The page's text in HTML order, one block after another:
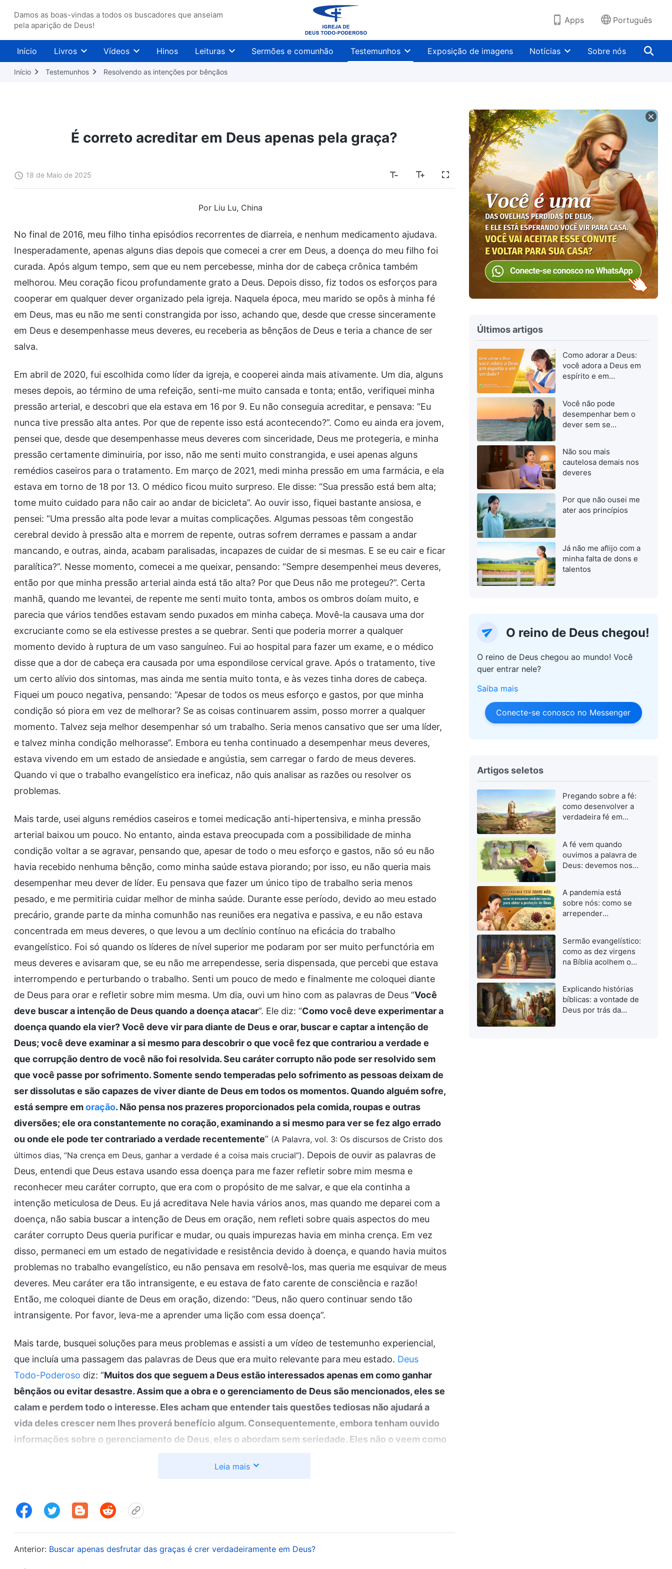
Damos as boas-vindas a todos os buscadores que anseiam
pela aparição de Deus!
Apps Português
Início Livros Vídeos Hinos Leituras Sermões e comunhão Testemunhos Exposição de imagens Notícias Sobre nós
Início Testemunhos Resolvendo as intenções por bênçãos
É correto acreditar em Deus apenas pela graça?
18 de Maio de 2025
Por Liu Lu, China
No final de 2016, meu filho tinha episódios recorrentes de diarreia, e nenhum medicamento ajudava.
Inesperadamente, apenas alguns dias depois que comecei a crer em Deus, a doença do meu filho foi
curada. Após algum tempo, sem que eu nem percebesse, minha dor de cabeça crônica também
melhorou. Meu coração ficou profundamente grato a Deus. Depois disso, fiz todos os esforços para
cooperar em qualquer dever organizado pela igreja. Naquela época, meu marido se opôs à minha fé
em Deus, mas eu não me senti constrangida por isso, achando que, desde que cresse sinceramente
em Deus e desempenhasse meus deveres, eu receberia as bênçãos de Deus e teria a chance de ser
salva.
Em abril de 2020, fui escolhida como líder da igreja, e cooperei ainda mais ativamente. Um dia, alguns
meses depois, ao término de uma refeição, senti-me muito cansada e tonta; então, verifiquei minha
pressão arterial, e descobri que ela estava em 16 por 9. Eu não conseguia acreditar, e pensava: “Eu
nunca tive pressão alta antes. Por que de repente isso está acontecendo?”. Como eu ainda era jovem,
pensei que, desde que desempenhasse meus deveres com sinceridade, Deus me protegeria, e minha
pressão certamente diminuiria, por isso, não me senti muito constrangida, e usei apenas alguns
remédios caseiros para o tratamento. Em março de 2021, medi minha pressão em uma farmácia, e ela
estava em torno de 18 por 13. O médico ficou muito surpreso. Ele disse: “Sua pressão está bem alta;
tome muito cuidado para não cair ao andar de bicicleta”. Ao ouvir isso, fiquei bastante ansiosa, e
pensei: “Uma pressão alta pode levar a muitas complicações. Algumas pessoas têm congestão
cerebral devido à pressão alta e morrem de repente, outras sofrem derrames e passam a andar
mancando, e outras, ainda, acabam paralisadas, incapazes de cuidar de si mesmas. E se eu cair e ficar
paralítica?”. Nesse momento, comecei a me queixar, pensando: “Sempre desempenhei meus deveres,
então por que minha pressão arterial ainda está tão alta? Por que Deus não me protegeu?”. Certa
manhã, quando me levantei, de repente me senti muito tonta, ambos os ombros doíam muito, e
parecia que vários tendões estavam sendo puxados em minha cabeça. Movê-la causava uma dor
excruciante como se ela estivesse prestes a se quebrar. Senti que poderia morrer a qualquer
momento devido à ruptura de um vaso sanguíneo. Fui ao hospital para fazer um exame, e o médico
disse que a dor de cabeça era causada por uma espondilose cervical grave. Após o tratamento, tive
um certo alívio dos sintomas, mas ainda me sentia muito tonta, e às vezes tinha dores de cabeça.
Fiquei um pouco negativa, pensando: “Apesar de todos os meus esforço e gastos, por que minha
condição só piora em vez de melhorar? Se as coisas continuarem assim, posso morrer a qualquer
momento. Talvez seja melhor desempenhar só um trabalho. Seria menos cansativo que ser uma líder,
e talvez minha condição melhorasse”. Embora eu tenha continuado a desempenhar meus deveres,
estava vivendo em um estado de ansiedade e angústia, sem carregar o fardo de meus deveres.
Quando vi que o trabalho evangelístico era ineficaz, não quis analisar as razões ou resolver os
problemas.
Mais tarde, usei alguns remédios caseiros e tomei medicação anti-hipertensiva, e minha pressão
arterial baixou um pouco. No entanto, ainda estava preocupada com a possibilidade de minha
condição voltar a se agravar, pensando que, apesar de todo o meu esforço e gastos, não só eu não
havia recebido nenhuma bênção, como minha saúde estava piorando; por isso, eu não queria mais
desempenhar meu dever de líder. Eu pensava que fazer um único tipo de trabalho seria menos
pesado, e me permitiria cuidar melhor de minha saúde. Durante esse período, devido ao meu estado
precário, grande parte da minha comunhão nas reuniões era negativa e passiva, e eu não estava
concentrada em meus deveres, o que levou a um declínio contínuo na eficácia do trabalho
evangelístico. Foi só quando os líderes de nível superior me podaram por ser muito perfunctória em
meus deveres e avisaram que, se eu não me arrependesse, seria dispensada, que percebi que estava
interrompendo e perturbando o trabalho. Senti um pouco de medo e finalmente me coloquei diante
de Deus para orar e refletir sobre mim mesma. Um dia, ouvi um hino com as palavras de Deus “Você
deve buscar a intenção de Deus quando a doença atacar”. Ele diz: “Como você deve experimentar a
doença quando ela vier? Você deve vir para diante de Deus e orar, buscar e captar a intenção de
Deus; você deve examinar a si mesmo para descobrir o que você fez que contrariou a verdade e
que corrupção dentro de você não foi resolvida. Seu caráter corrupto não pode ser resolvido sem
que você passe por sofrimento. Somente sendo temperadas pelo sofrimento as pessoas deixam de
ser dissolutas e são capazes de viver diante de Deus em todos os momentos. Quando alguém sofre,
está sempre emoração. Não pensa nos prazeres proporcionados pela comida, roupas e outras
diversões; ele ora constantemente no coração, examinando a si mesmo para ver se fez algo errado
ou onde ele pode ter contrariado a verdade recentemente” (A Palavra, vol. 3: Os discursos de Cristo dos
últimos dias, “Na crença em Deus, ganhar a verdade é a coisa mais crucial”). Depois de ouvir as palavras de
Deus, entendi que Deus estava usando essa doença para me fazer refletir sobre mim mesma e
reconhecer meu caráter corrupto, que era com o propósito de me salvar, e que ela continha a
intenção meticulosa de Deus. Eu já acreditava Nele havia vários anos, mas quando me deparei com a
doença, não sabia buscar a intenção de Deus em oração, nem refleti sobre quais aspectos do meu
caráter corrupto Deus queria purificar e mudar, ou quais impurezas havia em minha crença. Em vez
disso, permaneci em um estado de negatividade e resistência devido à doença, e quando havia muitos
problemas no trabalho evangelístico, eu não pensava em resolvê-los, mas queria me esquivar de meus
deveres. Meu caráter era tão intransigente, e eu estava de fato carente de consciência e razão!
Então, me coloquei diante de Deus em oração, dizendo: “Deus, não quero continuar sendo tão
intransigente. Por favor, leva-me a aprender uma lição com essa doença”.
Mais tarde, busquei soluções para meus problemas e assisti a um vídeo de testemunho experiencial,
que incluía uma passagem das palavras de Deus que era muito relevante para meu estado. Deus
Todo-Poderoso diz: “Muitos dos que seguem a Deus estão interessados apenas em como ganhar
bênçãos ou evitar desastre. Assim que a obra e o gerenciamento de Deus são mencionados, eles se
calam e perdem todo o interesse. Eles acham que entender tais questões tediosas não ajudará a
vida deles crescer nem lhes proverá benefício algum. Consequentemente, embora tenham ouvido
informações sobre o gerenciamento de Deus, eles o abordam sem seriedade. Eles não o veem como
propósito dessas pessoas em seguir a Deus é bem simples, e é para um único objetivo: ser
outra coisa que não tenha nada a ver com esse objetivo. Para elas, não existe objetivo mais legítimo
do que acreditar em Deus para receber bênçãos — é o verdadeiro valor de sua fé. Se uma coisa não
contribui para esse objetivo, elas permanecem não sendo afetadas por isso. Esse é o caso com a
maioria das pessoas que acreditam em Deus hoje. O objetivo e a intenção delas parecem legítimos,
Leia mais
Anterior: Buscar apenas desfrutar das graças é crer verdadeiramente em Deus?
Últimos artigos
Como adorar a Deus:
você adora a Deus em
espírito e em
Você não pode
desempenhar bem o
dever sem se
Não sou mais
cautelosa demais nos
deveres
Por que não ousei me
ater aos princípios
Já não me aflijo com a
minha falta de dons e
talentos
O reino de Deus chegou!
O reino de Deus chegou ao mundo! Você
quer entrar nele?
Saiba mais
Conecte-se conosco no Messenger
Artigos seletos
Pregando sobre a fé:
como desenvolver a
verdadeira fé em
A fé vem quando
ouvimos a palavra de
Deus: devemos nos
quando investigamos
o caminho verdadeiro
A pandemia está
sobre nós: como se
arrepender
Deus
Sermão evangelístico:
como as dez virgens
na Bíblia acolhem o
Explicando histórias
bíblicas: a vontade de
Deus por trás da